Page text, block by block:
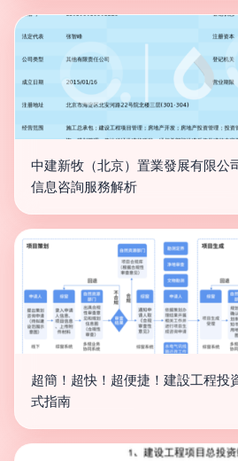
中建新牧（北京）置業發展有限公
信息咨詢服務解析
超簡！超快！超便捷！建設工程投
式指南